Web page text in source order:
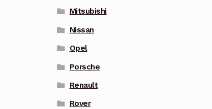
Mitsubishi
Nissan
Opel
Porsche
Renault
Rover